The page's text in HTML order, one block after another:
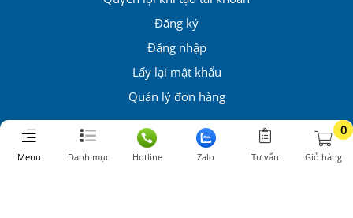
Đăng ký
Đăng nhập
Lấy lại mật khẩu
Quản lý đơn hàng
KẾT NỐI
Menu Danh mục Hotline Zalo Tư vấn
0
Giỏ hàng